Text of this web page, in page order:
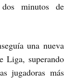
minutos de
una nueva
Liga, superando
jugadoras más